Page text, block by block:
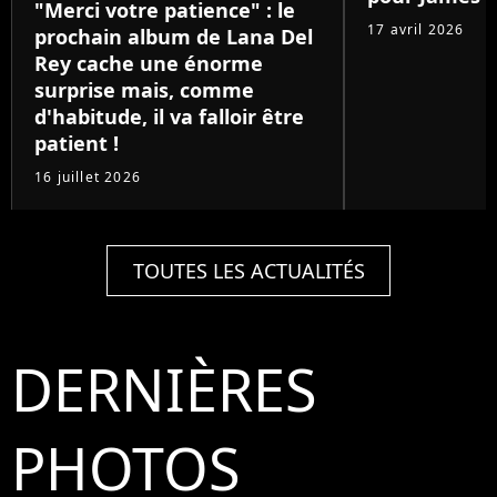
"Merci votre patience" : le
prochain album de Lana Del
Rey cache une énorme
surprise mais, comme
d'habitude, il va falloir être
patient !
16 juillet 2026
17 avril 2026
TOUTES LES ACTUALITÉS
DERNIÈRES
PHOTOS